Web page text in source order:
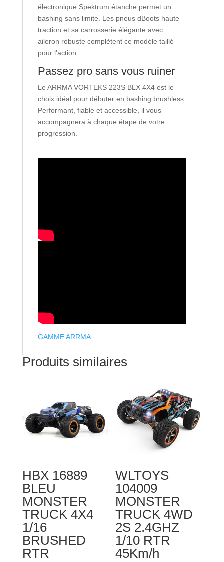
électronique Spektrum étanche permet un
bashing sans limite. Les pneus dBoots haute
traction et sa carrosserie élégante avec
aileron robuste complètent ce modèle taillé
pour l’action.
Passez pro sans vous ruiner
Le ARRMA VORTEKS 223S BLX 4X4 est le
choix idéal pour débuter en bashing brushless.
Performant, fiable et accessible, il vous
accompagnera à chaque étape de votre
progression.
GAMME ARRMA
Produits similaires
HBX 16889
BLEU
MONSTER
TRUCK 4X4
1/16
BRUSHED
RTR
WLTOYS
104009
MONSTER
TRUCK 4WD
2S 2.4GHZ
1/10 RTR
45Km/h